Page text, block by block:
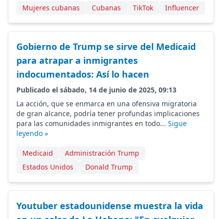
Mujeres cubanas Cubanas TikTok Influencer
Gobierno de Trump se sirve del Medicaid
para atrapar a inmigrantes
indocumentados: Así lo hacen
Publicado el sábado, 14 de junio de 2025, 09:13
La acción, que se enmarca en una ofensiva migratoria
de gran alcance, podría tener profundas implicaciones
para las comunidades inmigrantes en todo... Sigue
leyendo »
Medicaid
Administración Trump
Estados Unidos
Donald Trump
Youtuber estadounidense muestra la vida